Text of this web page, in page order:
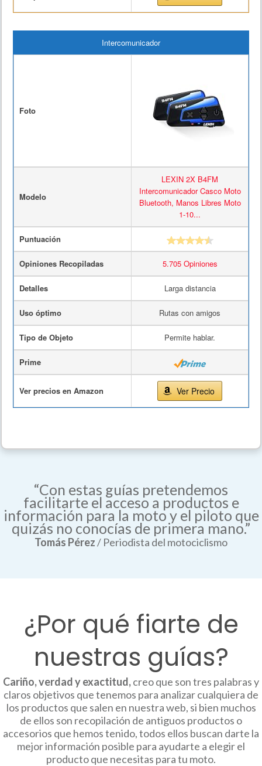
Intercomunicador
Foto
Modelo
LEXIN 2X B4FM
Intercomunicador Casco Moto
Bluetooth, Manos Libres Moto
1-10...
Puntuación
Opiniones Recopiladas 5.705 Opiniones
Detalles Larga distancia
Uso óptimo Rutas con amigos
Tipo de Objeto Permite hablar.
Prime
Ver precios en Amazon Ver Precio
“Con estas guías pretendemos
facilitarte el acceso a productos e
información para la moto y el piloto que
quizás no conocías de primera mano.”
Tomás Pérez/ Periodista del motociclismo
¿Por qué fiarte de
nuestras guías?
Cariño, verdad y exactitud,creo que son tres palabras y
claros objetivos que tenemos para analizar cualquiera de
los productos que salen en nuestra web, si bien muchos
de ellos son recopilación de antiguos productos o
accesorios que hemos tenido, todos ellos buscan darte la
mejor información posible para ayudarte a elegir el
producto que necesitas para tu moto.